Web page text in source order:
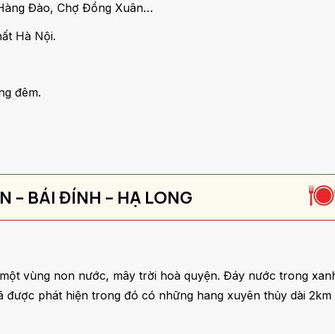
Đào, Chợ Đồng Xuân…
Hà Nội.
đêm.
– BÁI ĐÍNH – HẠ LONG
vùng non nước, mây trời hoà quyện. Đáy nước trong
phát hiện trong đó có những hang xuyên thủy dài